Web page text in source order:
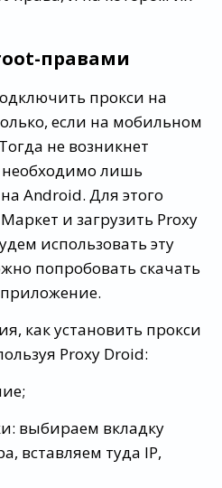
правами
прокси на
если на мобильном
не возникнет
необходимо лишь
Android. Для этого
и загрузить Proxy
использовать эту
попробовать скачать
как установить прокси
Proxy Droid:
выбираем вкладку
вставляем туда IP,